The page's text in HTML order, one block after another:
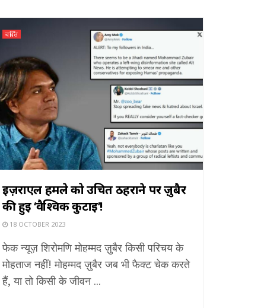
चर्चित
इज़राएल हमले को उचित ठहराने पर ज़ुबैर
की हुई ‘वैश्विक कुटाई’!
18 OCTOBER 2023
फेक न्यूज़ शिरोमणि मोहम्मद ज़ुबैर किसी परिचय के
मोहताज नहीं! मोहम्मद ज़ुबैर जब भी फैक्ट चेक करते
हैं, या तो किसी के जीवन ...